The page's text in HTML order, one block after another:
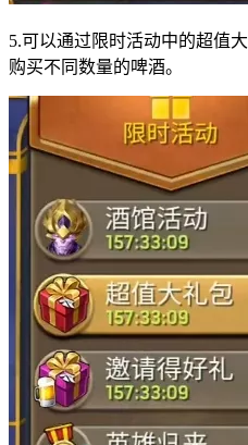
5.可以通过限时活动中的超值
购买不同数量的啤酒。